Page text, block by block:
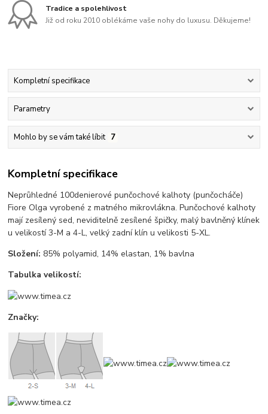
Tradice a spolehlivost
Již od roku 2010 oblékáme vaše nohy do luxusu. Děkujeme!
Kompletní specifikace
Parametry
Mohlo by se vám také líbit 7
Kompletní specifikace
Neprůhledné 100denierové punčochové kalhoty (punčocháče)
Fiore Olga vyrobené z matného mikrovlákna. Punčochové kalhoty
mají zesílený sed, neviditelně zesílené špičky, malý bavlněný klínek
u velikostí 3-M a 4-L, velký zadní klín u velikosti 5-XL.
Složení: 85% polyamid, 14% elastan, 1% bavlna
Tabulka velikostí:
Značky: